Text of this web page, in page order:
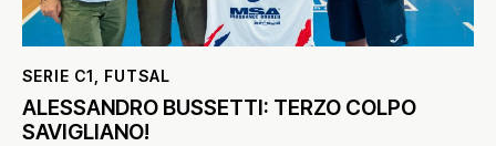
SERIE C1 FUTSAL
ALESSANDRO BUSSETTI: TERZO COLPO
SAVIGLIANO!